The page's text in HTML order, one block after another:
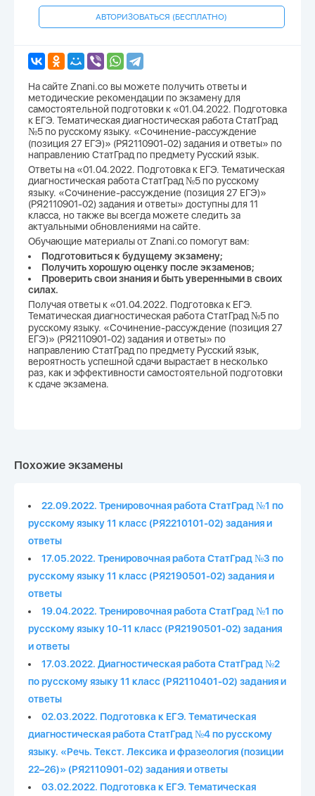
АВТОРИЗОВАТЬСЯ (БЕСПЛАТНО)
На сайте Znani.co вы можете получить ответы и
методические рекомендации по экзамену для
самостоятельной подготовки к «01.04.2022. Подготовка
к ЕГЭ. Тематическая диагностическая работа СтатГрад
№5 по русскому языку. «Сочинение-рассуждение
(позиция 27 ЕГЭ)» (РЯ2110901-02) задания и ответы» по
направлению СтатГрад по предмету Русский язык.
Ответы на «01.04.2022. Подготовка к ЕГЭ. Тематическая
диагностическая работа СтатГрад №5 по русскому
языку. «Сочинение-рассуждение (позиция 27 ЕГЭ)»
(РЯ2110901-02) задания и ответы» доступны для 11
класса, но также вы всегда можете следить за
актуальными обновлениями на сайте.
Обучающие материалы от Znani.co помогут вам:
Подготовиться к будущему экзамену;
Получить хорошую оценку после экзаменов;
Проверить свои знания и быть уверенными в своих
силах.
Получая ответы к «01.04.2022. Подготовка к ЕГЭ.
Тематическая диагностическая работа СтатГрад №5 по
русскому языку. «Сочинение-рассуждение (позиция 27
ЕГЭ)» (РЯ2110901-02) задания и ответы» по
направлению СтатГрад по предмету Русский язык,
вероятность успешной сдачи вырастает в несколько
раз, как и эффективности самостоятельной подготовки
к сдаче экзамена.
Похожие экзамены
22.09.2022. Тренировочная работа СтатГрад №1 по
русскому языку 11 класс (РЯ2210101-02) задания и
ответы
17.05.2022. Тренировочная работа СтатГрад №3 по
русскому языку 11 класс (РЯ2190501-02) задания и
ответы
19.04.2022. Тренировочная работа СтатГрад №1 по
русскому языку 10-11 класс (РЯ2190501-02) задания
и ответы
17.03.2022. Диагностическая работа СтатГрад №2
по русскому языку 11 класс (РЯ2110401-02) задания и
ответы
02.03.2022. Подготовка к ЕГЭ. Тематическая
диагностическая работа СтатГрад №4 по русскому
языку. «Речь. Текст. Лексика и фразеология (позиции
22–26)» (РЯ2110901-02) задания и ответы
03.02.2022. Подготовка к ЕГЭ. Тематическая